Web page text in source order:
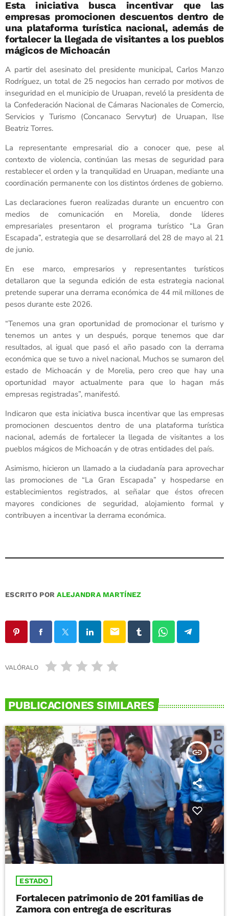
Esta iniciativa busca incentivar que las
empresas promocionen descuentos dentro de
una plataforma turística nacional, además de
fortalecer la llegada de visitantes a los pueblos
mágicos de Michoacán
A partir del asesinato del presidente municipal, Carlos Manzo
Rodríguez, un total de 25 negocios han cerrado por motivos de
inseguridad en el municipio de Uruapan, reveló la presidenta de
la Confederación Nacional de Cámaras Nacionales de Comercio,
Servicios y Turismo (Concanaco Servytur) de Uruapan, Ilse
Beatriz Torres.
La representante empresarial dio a conocer que, pese al
contexto de violencia, continúan las mesas de seguridad para
restablecer el orden y la tranquilidad en Uruapan, mediante una
coordinación permanente con los distintos órdenes de gobierno.
Las declaraciones fueron realizadas durante un encuentro con
medios de comunicación en Morelia, donde líderes
empresariales presentaron el programa turístico “La Gran
Escapada”, estrategia que se desarrollará del 28 de mayo al 21
de junio.
En ese marco, empresarios y representantes turísticos
detallaron que la segunda edición de esta estrategia nacional
pretende superar una derrama económica de 44 mil millones de
pesos durante este 2026.
“Tenemos una gran oportunidad de promocionar el turismo y
tenemos un antes y un después, porque tenemos que dar
resultados, al igual que pasó el año pasado con la derrama
económica que se tuvo a nivel nacional. Muchos se sumaron del
estado de Michoacán y de Morelia, pero creo que hay una
oportunidad mayor actualmente para que lo hagan más
empresas registradas”, manifestó.
Indicaron que esta iniciativa busca incentivar que las empresas
promocionen descuentos dentro de una plataforma turística
nacional, además de fortalecer la llegada de visitantes a los
pueblos mágicos de Michoacán y de otras entidades del país.
Asimismo, hicieron un llamado a la ciudadanía para aprovechar
las promociones de “La Gran Escapada” y hospedarse en
establecimientos registrados, al señalar que éstos ofrecen
mayores condiciones de seguridad, alojamiento formal y
contribuyen a incentivar la derrama económica.
ESCRITO PORALEJANDRA MARTÍNEZ
email
VALÓRALO
PUBLICACIONES SIMILARES
insert_link
ESTADO
Fortalecen patrimonio de 201 familias de
Zamora con entrega de escrituras